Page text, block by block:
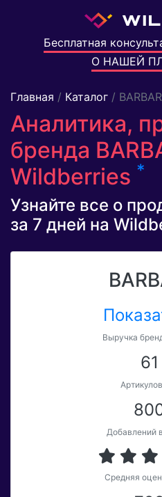
Бесплатная
О НАШЕЙ
Главная / Каталог /
Аналитика,
бренда
Wildberries *
Узнайте все о
за 7 дней на
Выручка
61
Добавлений
Средняя